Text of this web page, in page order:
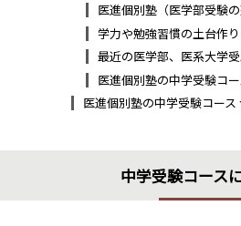
医進個別塾（医学部受験
学力や勉強習慣の土台作
最近の医学部、医系大学
医進個別塾の中学受験コ
医進個別塾の中学受験コース
中学受験コース